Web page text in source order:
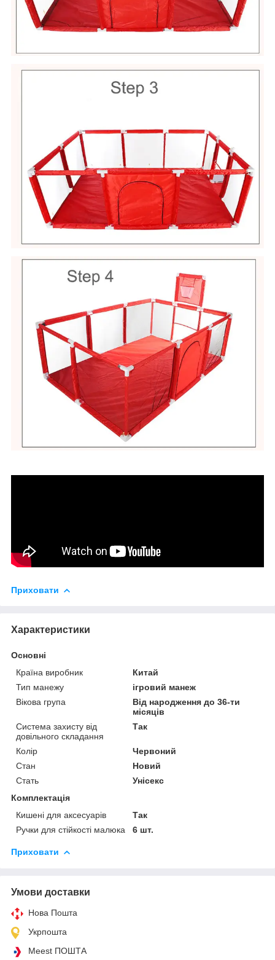
Приховати
Характеристики
Основні
Країна виробник
Китай
Тип манежу
ігровий манеж
Вікова група
Від народження до 36-ти
місяців
Система захисту від
довільного складання
Так
Колір
Червоний
Стан
Новий
Стать
Унісекс
Комплектація
Кишені для аксесуарів
Так
Ручки для стійкості малюка
6 шт.
Приховати
Умови доставки
Нова Пошта
Укрпошта
Meest ПОШТА